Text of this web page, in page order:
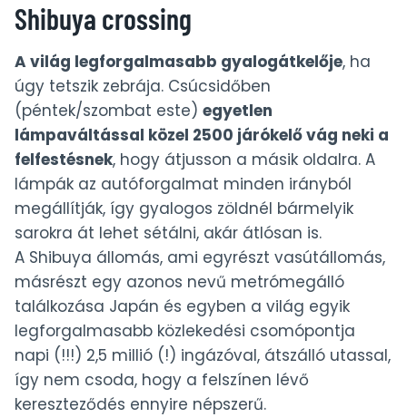
Shibuya crossing
A világ legforgalmasabb gyalogátkelője, ha
úgy tetszik zebrája. Csúcsidőben
(péntek/szombat este) egyetlen
lámpaváltással közel 2500 járókelő vág neki a
felfestésnek, hogy átjusson a másik oldalra. A
lámpák az autóforgalmat minden irányból
megállítják, így gyalogos zöldnél bármelyik
sarokra át lehet sétálni, akár átlósan is.
A Shibuya állomás, ami egyrészt vasútállomás,
másrészt egy azonos nevű metrómegálló
találkozása Japán és egyben a világ egyik
legforgalmasabb közlekedési csomópontja
napi (!!!) 2,5 millió (!) ingázóval, átszálló utassal,
így nem csoda, hogy a felszínen lévő
kereszteződés ennyire népszerű.